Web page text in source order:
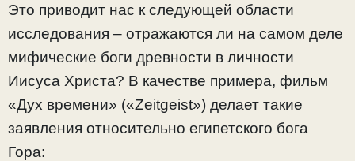
Это приводит нас к следующей области
исследования – отражаются ли на самом деле
мифические боги древности в личности
Иисуса Христа? В качестве примера, фильм
«Дух времени» («Zeitgeist») делает такие
заявления относительно египетского бога
Гора: